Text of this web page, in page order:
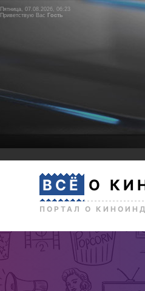
Пятница, 07.08.2026, 06:23
Приветствую Вас Гость